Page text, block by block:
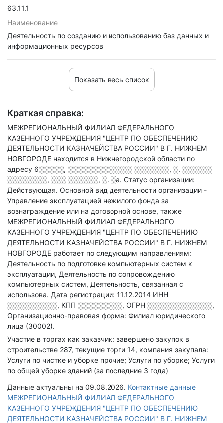
63.11.1
Наименование
Деятельность по созданию и использованию баз данных и
информационных ресурсов
Показать весь список
Краткая справка:
МЕЖРЕГИОНАЛЬНЫЙ ФИЛИАЛ ФЕДЕРАЛЬНОГО
КАЗЕННОГО УЧРЕЖДЕНИЯ "ЦЕНТР ПО ОБЕСПЕЧЕНИЮ
ДЕЯТЕЛЬНОСТИ КАЗНАЧЕЙСТВА РОССИИ" В Г. НИЖНЕМ
НОВГОРОДЕ находится в Нижнегородской области по
адресу 6░░░░░, ░░░░░░░░░░░░░ ░░░░░░░, ░. ░░░░░░
░░░░░░░░, ░░░ ░░░░░░, ░. ░а. Статус организации:
Действующая. Основной вид деятельности организации -
Управление эксплуатацией нежилого фонда за
вознаграждение или на договорной основе, также
МЕЖРЕГИОНАЛЬНЫЙ ФИЛИАЛ ФЕДЕРАЛЬНОГО
КАЗЕННОГО УЧРЕЖДЕНИЯ "ЦЕНТР ПО ОБЕСПЕЧЕНИЮ
ДЕЯТЕЛЬНОСТИ КАЗНАЧЕЙСТВА РОССИИ" В Г. НИЖНЕМ
НОВГОРОДЕ работает по следующим направлениям:
Деятельность по подготовке компьютерных систем к
эксплуатации, Деятельность по сопровождению
компьютерных систем, Деятельность, связанная с
использова. Дата регистрации: 11.12.2014 ИНН
░░░░░░░░░░, КПП ░░░░░░░░░, ОГРН ░░░░░░░░░░░░░,
Организационно-правовая форма: Филиал юридического
лица (30002).
Участие в торгах как заказчик: завершено закупок в
строительстве 287, текущие торги 14, компания закупала:
Услуги по чистке и уборке прочие; Услуги по уборке; Услуги
по общей уборке зданий (за последние 3 года)
Данные актуальны на 09.08.2026. Контактные данные
МЕЖРЕГИОНАЛЬНЫЙ ФИЛИАЛ ФЕДЕРАЛЬНОГО
КАЗЕННОГО УЧРЕЖДЕНИЯ "ЦЕНТР ПО ОБЕСПЕЧЕНИЮ
ДЕЯТЕЛЬНОСТИ КАЗНАЧЕЙСТВА РОССИИ" В Г. НИЖНЕМ